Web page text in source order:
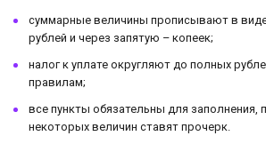
суммарные величины прописывают в
рублей и через запятую – копеек;
налог к уплате округляют до полных
правилам;
все пункты обязательны для заполнения,
некоторых величин ставят прочерк.